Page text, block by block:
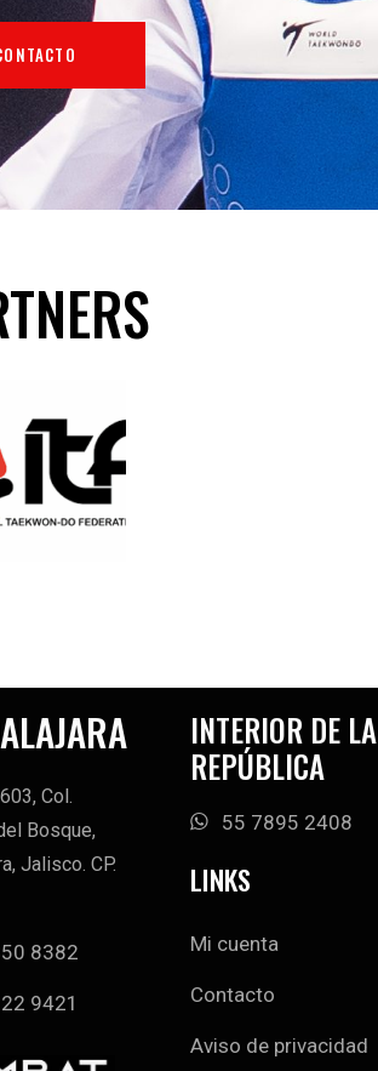
Col.
Bosque,
Jalisco. CP.
8382
9421
INTERIOR DE LA
REPÚBLICA
55 7895 2408
LINKS
Mi cuenta
Contacto
Aviso de privacidad